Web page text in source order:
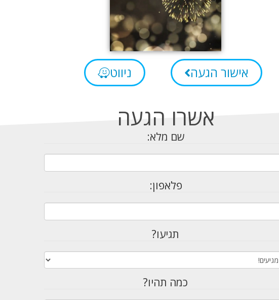
אישור הגעה ניווט
אשרו הגעה
שם מלא:
פלאפון:
תגיעו?
כמה תהיו?